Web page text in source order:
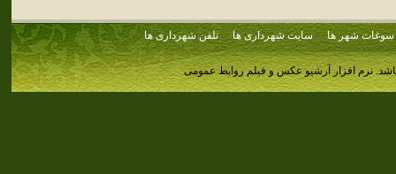
سوغات شهر ها سایت شهرداری ها تلفن شهرداری ها
نرم افزار آرشیو عکس و فیلم روابط عمومی